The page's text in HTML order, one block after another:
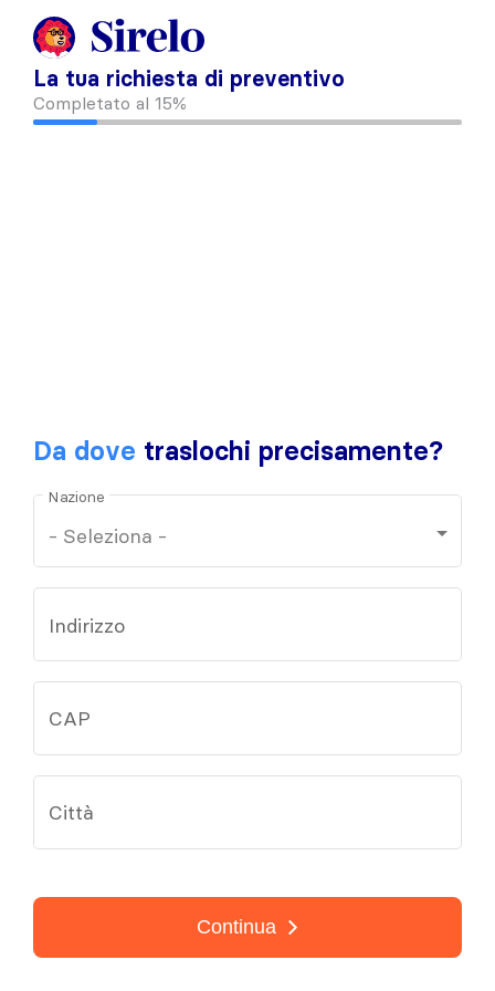
La tua richiesta di preventivo
Completato al 15%
Da dove traslochi precisamente?
Nazione
Indirizzo
CAP
Città
Continua